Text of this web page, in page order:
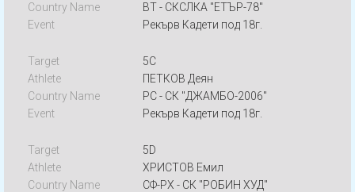
ВТ - СКСЛКА "ЕТЪР-78"
Рекърв Кадети под 18г.
5C
ПЕТКОВ Деян
РС - СК "ДЖАМБО-2006"
Рекърв Кадети под 18г.
5D
ХРИСТОВ Емил
СФ-РХ - СК "РОБИН ХУД"